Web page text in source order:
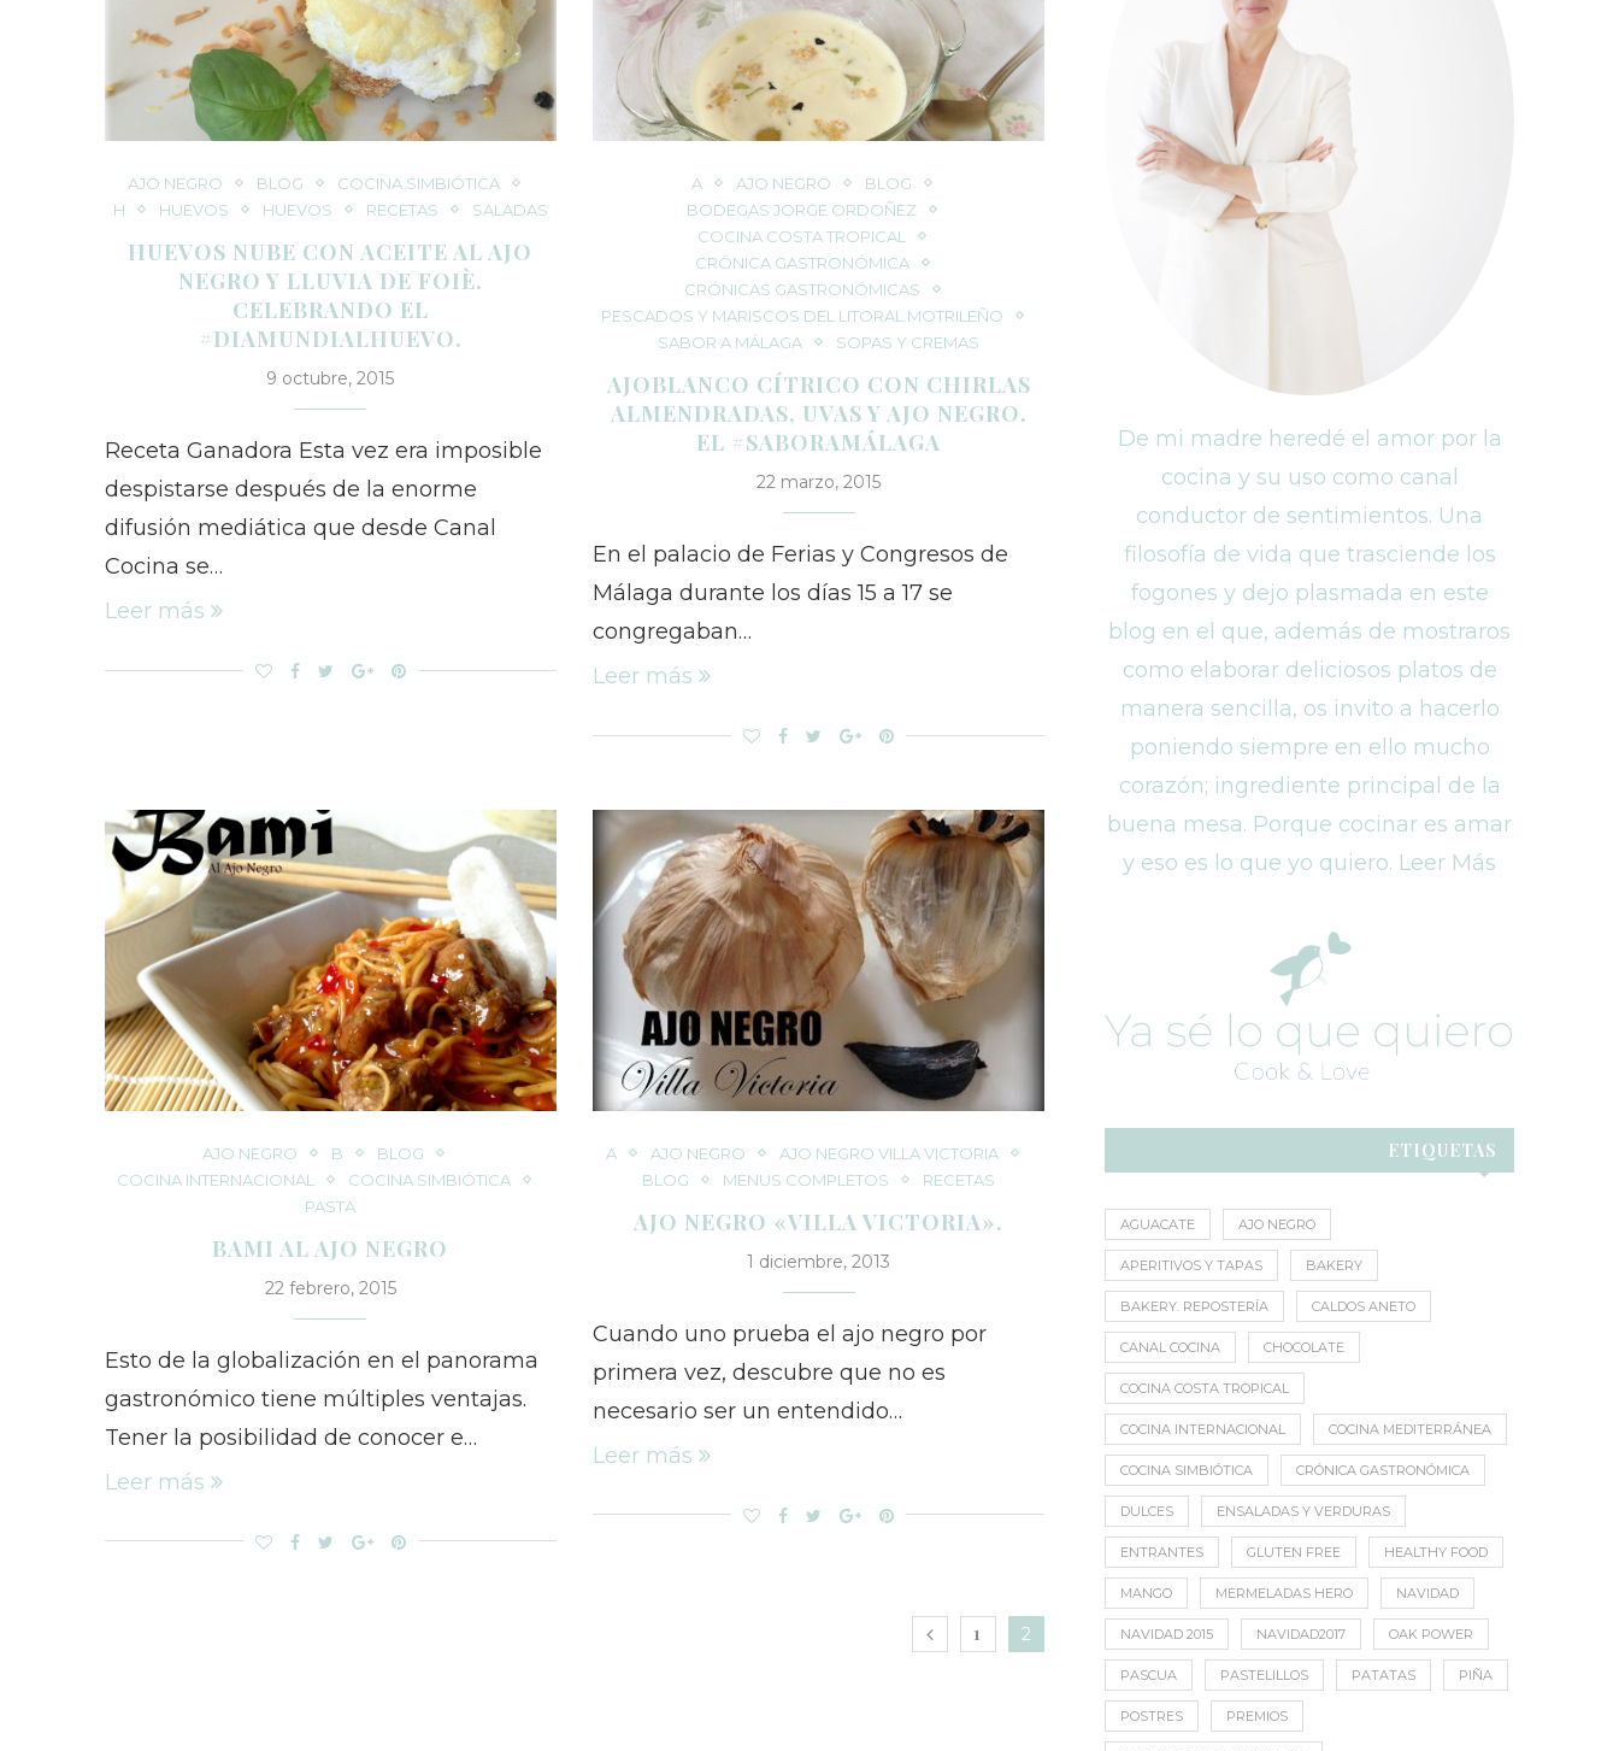
AJO NEGRO BLOG
COCINA SIMBIÓTICA
H
HUEVOS HUEVOS RECETAS SALADAS
HUEVOS NUBE CON ACEITE AL AJO
NEGRO Y LLUVIA DE FOIÈ.
CELEBRANDO EL
#DIAMUNDIALHUEVO.
9 octubre, 2015
Receta Ganadora Esta vez era imposible
despistarse después de la enorme
difusión mediática que desde Canal
Cocina se…
Leer más
A AJO NEGRO
BLOG
BODEGAS JORGE ORDOÑEZ
COCINA COSTA TROPICAL
CRÓNICA GASTRONÓMICA
CRÓNICAS GASTRONÓMICAS
PESCADOS Y MARISCOS DEL LITORAL MOTRILEÑO
SABOR A MÁLAGA
SOPAS Y CREMAS
AJOBLANCO CÍTRICO CON CHIRLAS
ALMENDRADAS, UVAS Y AJO NEGRO.
EL #SABORAMÁLAGA
22 marzo, 2015
En el palacio de Ferias y Congresos de
Málaga durante los días 15 a 17 se
congregaban…
Leer más
AJO NEGRO B
BLOG
COCINA INTERNACIONAL
COCINA SIMBIÓTICA
PASTA
BAMI AL AJO NEGRO
22 febrero, 2015
Esto de la globalización en el panorama
gastronómico tiene múltiples ventajas.
Tener la posibilidad de conocer e…
Leer más
A AJO NEGRO
AJO NEGRO VILLA VICTORIA
BLOG
MENUS COMPLETOS RECETAS
AJO NEGRO «VILLA VICTORIA».
1 diciembre, 2013
Cuando uno prueba el ajo negro por
primera vez, descubre que no es
necesario ser un entendido…
Leer más
1 2
De mi madre heredé el amor por la
cocina y su uso como canal
conductor de sentimientos. Una
filosofía de vida que trasciende los
fogones y dejo plasmada en este
blog en el que, además de mostraros
como elaborar deliciosos platos de
manera sencilla, os invito a hacerlo
poniendo siempre en ello mucho
corazón; ingrediente principal de la
buena mesa. Porque cocinar es amar
y eso es lo que yo quiero. Leer Más
ETIQUETAS
AGUACATE AJO NEGRO
APERITIVOS Y TAPAS BAKERY
BAKERY. REPOSTERÍA CALDOS ANETO
CANAL COCINA CHOCOLATE
COCINA COSTA TROPICAL
COCINA INTERNACIONAL COCINA MEDITERRÁNEA
COCINA SIMBIÓTICA CRÓNICA GASTRONÓMICA
DULCES ENSALADAS Y VERDURAS
ENTRANTES GLUTEN FREE HEALTHY FOOD
MANGO MERMELADAS HERO NAVIDAD
NAVIDAD 2015 NAVIDAD2017 OAK POWER
PASCUA PASTELILLOS PATATAS PIÑA
POSTRES PREMIOS